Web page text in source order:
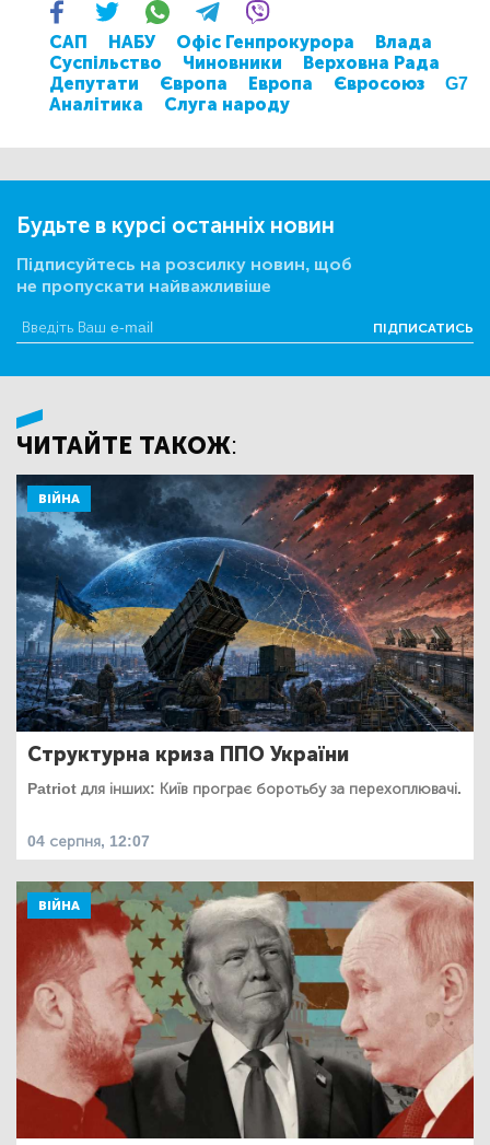
САП НАБУ Офіс Генпрокурора
Влада
Суспільство
Чиновники
Верховна Рада
Депутати
Європа Европа Євросоюз
G7
Аналітика
Слуга народу
Будьте в курсі останніх новин
Підписуйтесь на розсилку новин, щоб
не пропускати найважливіше
ПІДПИСАТИСЬ
ЧИТАЙТЕ ТАКОЖ:
ВІЙНА
Структурна криза ППО України
Patriot для інших: Київ програє боротьбу за перехоплювачі.
04 серпня, 12:07
ВІЙНА